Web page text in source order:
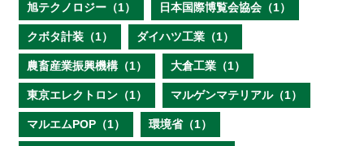
旭テクノロジー（1） 日本国際博覧会協会（1）
クボタ計装（1） ダイハツ工業（1）
農畜産業振興機構（1） 大倉工業（1）
東京エレクトロン（1） マルゲンマテリアル（1）
マルエムPOP（1） 環境省（1）